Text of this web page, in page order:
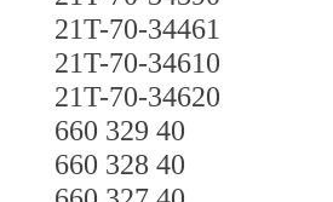
21T-70-34461
21T-70-34610
21T-70-34620
660 329 40
660 328 40